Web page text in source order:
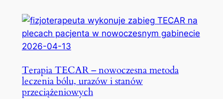
2026-04-13
Terapia TECAR – nowoczesna metoda
leczenia bólu, urazów i stanów
przeciążeniowych